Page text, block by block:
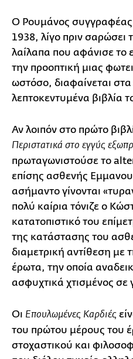
Ο Ρουμάνος
1938, λίγο πριν σαρώσει
λαίλαπα που αφάνισε το
την προοπτική μιας
ωστόσο, διαφαίνεται
λεπτοκεντυμένα βιβλία
Αν λοιπόν στο πρώτο
Περιστατικά στο εγγύς
πρωταγωνιστούσε το
επίσης ασθενής
ασήμαντο γίνονται
πολύ καίρια τόνιζε ο
κατατοπιστικό του
της κατάστασης του
διαμετρική αντίθεση με
έρωτα, την οποία
ασφυχτικά χτισμένος σε
Οι Επουλωμένες Καρδιές
του πρώτου μέρους του
στοχαστικού και